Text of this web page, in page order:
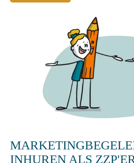
INHUREN ALS